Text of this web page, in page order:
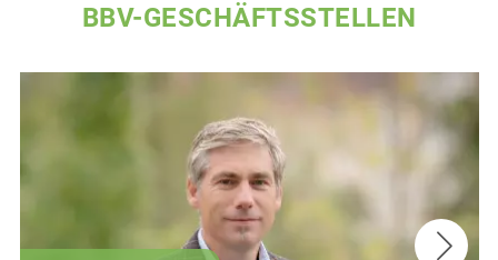
BBV-GESCHÄFTSSTELLEN